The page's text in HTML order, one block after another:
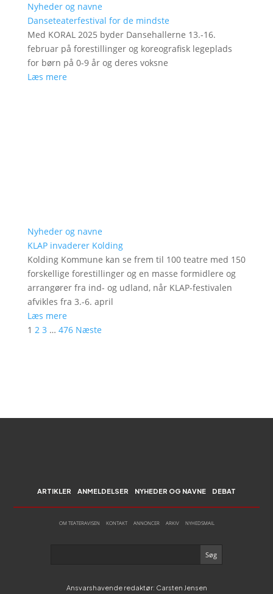
Nyheder og navne
Danseteaterfestival for de mindste
Med KORAL 2025 byder Dansehallerne 13.-16.
februar på forestillinger og koreografisk legeplads
for børn på 0-9 år og deres voksne
Læs mere
Nyheder og navne
KLAP invaderer Kolding
Kolding Kommune kan se frem til 100 teatre med 150
forskellige forestillinger og en masse formidlere og
arrangører fra ind- og udland, når KLAP-festivalen
afvikles fra 3.-6. april
Læs mere
1 2 3 … 476 Næste
ARTIKLER ANMELDELSER NYHEDER OG NAVNE DEBAT
OM TEATERAVISEN KONTAKT ANNONCER ARKIV NYHEDSMAIL
Ansvarshavende redaktør: Carsten Jensen